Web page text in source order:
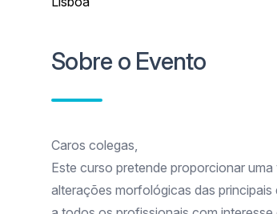
Sobre o Evento
Caros colegas,
Este curso pretende proporcionar
alterações morfológicas das